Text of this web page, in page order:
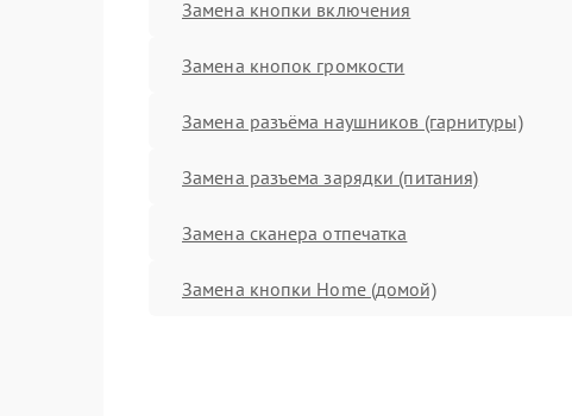
Замена кнопки включения
Замена кнопок громкости
Замена разъёма наушников (гарнитуры)
Замена разъема зарядки (питания)
Замена сканера отпечатка
Замена кнопки Home (домой)